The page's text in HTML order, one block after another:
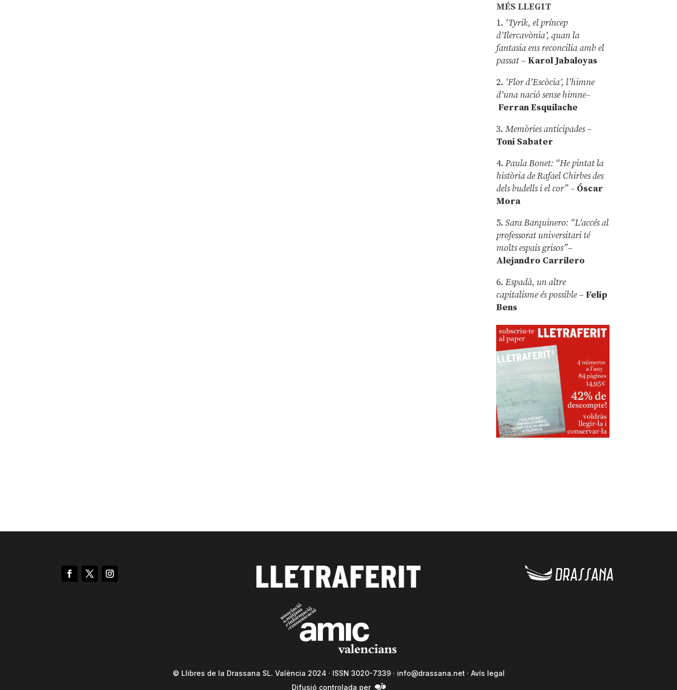
MÉS LLEGIT
1. ‘Tyrik, el príncep
d’Ilercavònia’, quan la
fantasia ens reconcilia amb el
passat– Karol Jabaloyas
2. ‘Flor d’Escòcia’, l’himne
d’una nació sense himne–
Ferran Esquilache
3.Memòries anticipades–
Toni Sabater
4.Paula Bonet: “He pintat la
història de Rafael Chirbes des
dels budells i el cor” – Óscar
Mora
5.Sara Barquinero: “L’accés al
professorat universitari té
molts espais grisos”–
Alejandro Carrilero
6.Espadà, un altre
capitalisme és possible – Felip
Bens
© Llibres de la Drassana SL. València 2024 · ISSN 3020-7339 · info@drassana.net · Avís legal
Difusió controlada per